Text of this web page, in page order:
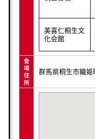
美喜仁桐生文
化会館
会
場
住
所
群馬県桐生市織